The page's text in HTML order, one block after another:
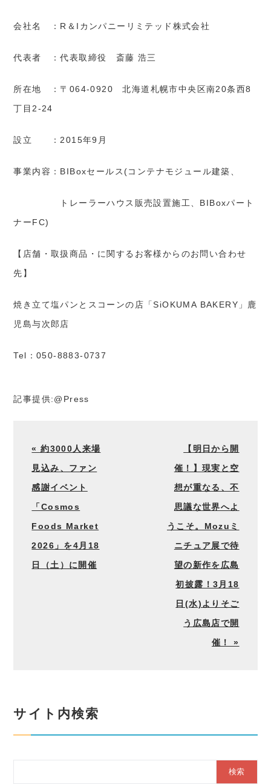
会社名 ：R＆Iカンパニーリミテッド株式会社
代表者 ：代表取締役 斎藤 浩三
所在地 ：〒064-0920 北海道札幌市中央区南20条西8
丁目2-24
設立 ：2015年9月
事業内容：BIBoxセールス(コンテナモジュール建築、
トレーラーハウス販売設置施工、BIBoxパート
ナーFC)
【店舗・取扱商品・に関するお客様からのお問い合わせ
先】
焼き立て塩パンとスコーンの店「SiOKUMA BAKERY」鹿
児島与次郎店
Tel：050-8883-0737
記事提供:@Press
« 約3000人来場
見込み、ファン
感謝イベント
「Cosmos
Foods Market
2026」を4月18
日（土）に開催
【明日から開
催！】現実と空
想が重なる、不
思議な世界へよ
うこそ。Mozuミ
ニチュア展で待
望の新作を広島
初披露！3月18
日(水)よりそご
う広島店で開
催！ »
サイト内検索